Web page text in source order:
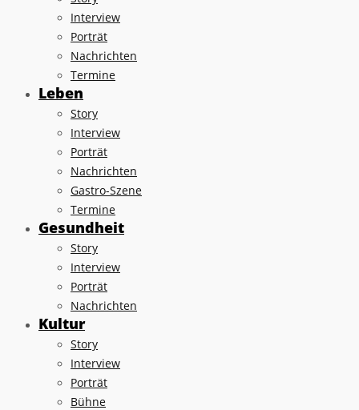
Interview
Porträt
Nachrichten
Termine
Leben
Story
Interview
Porträt
Nachrichten
Gastro-Szene
Termine
Gesundheit
Story
Interview
Porträt
Nachrichten
Kultur
Story
Interview
Porträt
Bühne